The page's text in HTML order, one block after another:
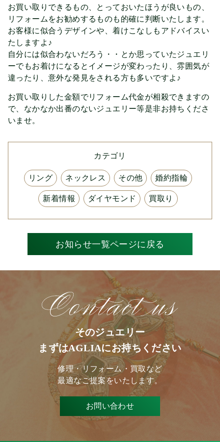
お買い取りできるもの、とっておいたほうが良いもの、
リフォームをお勧めするものも的確に判断いたします。
お客様に似合うデザインや、着けこなしもアドバイスい
たしますよ♪
自分には似合わないだろう・・とか思っていたジュエリ
ーでもお着けになるとイメージが変わったり、雰囲気が
違ったり、意外な発見をされる方も多いですよ♪
お買い取りした金額でリフォーム代金が相殺できますの
で、なかなか出番のないジュエリー等是非お持ちくださ
いませ。
カテゴリ
リング ネックレス その他 婚約指輪
新着情報 ダイヤモンド 買取り
お知らせ一覧ページに戻る
そのジュエリー
まずはAGLIAにお持ちください
修理・リフォーム・買取など
最適なご提案をいたします。
お問い合わせ